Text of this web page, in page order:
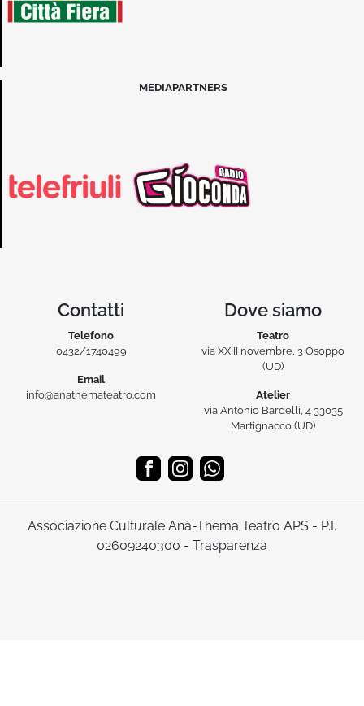
MEDIAPARTNERS
Contatti
Telefono
0432/1740499
Email
info@anathemateatro.com
Dove siamo
Teatro
via XXIII novembre, 3 Osoppo
(UD)
Atelier
via Antonio Bardelli, 4 33035
Martignacco (UD)
Associazione Culturale Anà-Thema Teatro APS - P.I.
02609240300 - Trasparenza